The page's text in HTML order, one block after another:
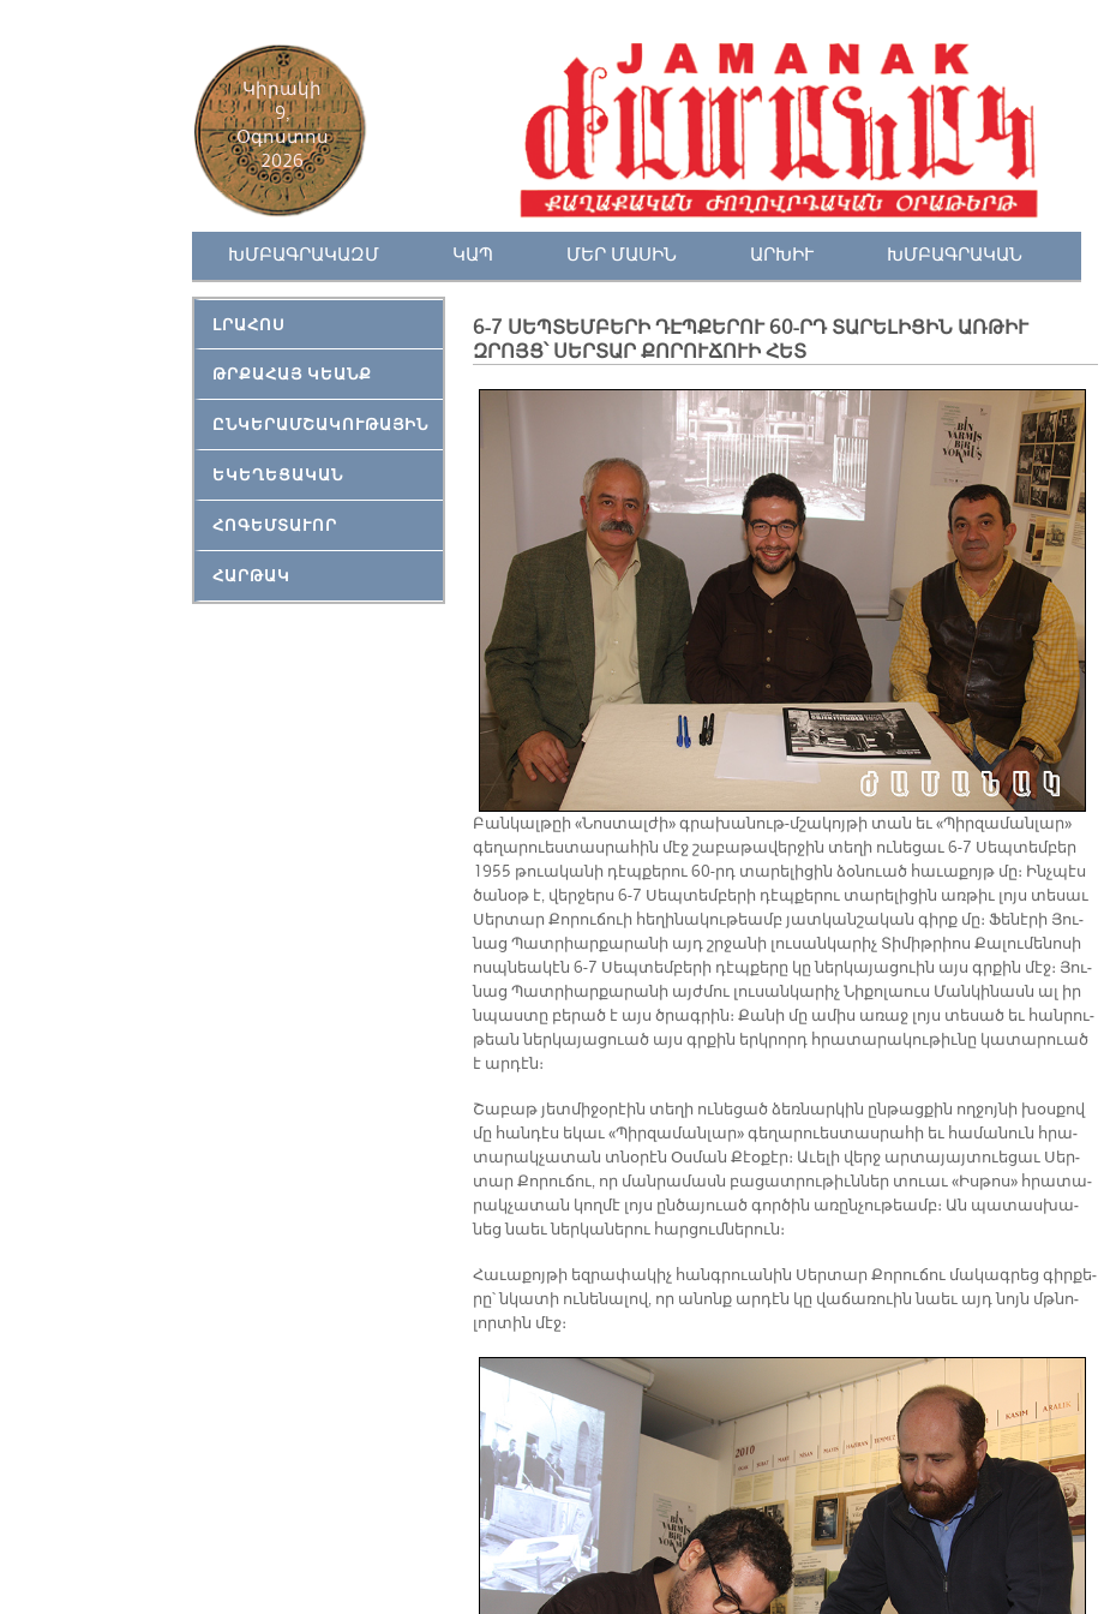
Կիրակի
9,
Օգոստոս
2026
ԽՄԲԱԳՐԱԿԱԶՄ ԿԱՊ ՄԵՐ ՄԱՍԻՆ ԱՐԽԻՒ ԽՄԲԱԳՐԱԿԱՆ
ԼՐԱՀՈՍ
ԹՐՔԱՀԱՅ ԿԵԱՆՔ
ԸՆԿԵՐԱՄՇԱԿՈՒԹԱՅԻՆ
ԵԿԵՂԵՑԱԿԱՆ
ՀՈԳԵՄՏԱՒՈՐ
ՀԱՐԹԱԿ
6-7 ՍԵՊՏԵՄԲԵՐԻ ԴԷՊՔԵՐՈՒ 60-ՐԴ ՏԱՐԵԼԻՑԻՆ ԱՌԹԻՒ
ԶՐՈՅՑ՝ ՍԵՐՏԱՐ ՔՈՐՈՒՃՈՒԻ ՀԵՏ
Բան­կալ­թըի «Նոս­տալ­ժի» գրա­խա­նութ-մշա­կոյ­թի տան եւ «Պիր­զա­ման­լար»
գե­ղա­րուես­տաս­րա­հին մէջ շա­բա­թա­վեր­ջին տե­ղի ու­նե­ցաւ 6-7 Սեպ­տեմ­բեր
1955 թուա­կա­նի դէպ­քե­րու 60-րդ տա­րե­լի­ցին ձօ­նուած հա­ւա­քոյթ մը։ Ինչ­պէս
ծա­նօթ է, վեր­ջերս 6-7 Սեպ­տեմ­բե­րի դէպ­քե­րու տա­րե­լի­ցին առ­թիւ լոյս տե­սաւ
Սեր­տար Քո­րու­ճուի հե­ղի­նա­կու­թեամբ յատ­կան­շա­կան գիրք մը։ Ֆե­նէ­րի Յու­
նաց Պատ­րիար­քա­րա­նի այդ շրջա­նի լու­սան­կա­րիչ Տի­միթ­րիոս Քա­լու­մե­նո­սի
ոսպ­նեա­կէն 6-7 Սեպ­տեմ­բե­րի դէպ­քե­րը կը ներ­կա­յա­ցուին այս գրքին մէջ։ Յու­
նաց Պատ­րիար­քա­րա­նի այժ­մու լու­սան­կա­րիչ Նի­քո­լաուս Ման­կի­նասն ալ իր
նպաս­տը բե­րած է այս ծրագ­րին։ Քա­նի մը ա­միս ա­ռաջ լոյս տե­սած եւ հան­րու­
թեան ներ­կայ­ացուած այս գրքին երկ­րորդ հրա­տա­րա­կու­թիւ­նը կա­տա­րուած
է ար­դէն։
Շա­բաթ յետ­մի­ջօ­րէին տե­ղի ու­նե­ցած ձեռ­նար­կին ըն­թաց­քին ող­ջոյ­նի խօս­քով
մը հան­դէս ե­կաւ «Պիր­զա­ման­լար» գե­ղա­րուես­տաս­րա­հի եւ հա­մա­նուն հրա­
տա­րակ­չա­տան տնօ­րէն Օս­ման Քէօ­քէր։ Ա­ւե­լի վերջ ար­տա­յայ­տուե­ցաւ Սեր­
տար Քո­րու­ճու, որ ման­րա­մասն բա­ցատ­րու­թիւն­ներ տուաւ «Իս­թոս» հրա­տա­
րակ­չա­տան կող­մէ լոյս ըն­ծա­յուած գոր­ծին ա­ռըն­չու­թեամբ։ Ան պա­տաս­խա­
նեց նաեւ ներ­կա­նե­րու հար­ցում­նե­րուն։
Հա­ւա­քոյ­թի եզ­րա­փա­կիչ հանգ­րուա­նին Սեր­տար Քո­րու­ճու մա­կագ­րեց գիր­քե­
րը՝ նկա­տի ու­նե­նա­լով, որ ա­նոնք ար­դէն կը վա­ճա­ռուին նաեւ այդ նոյն մթնո­
լոր­տին մէջ։